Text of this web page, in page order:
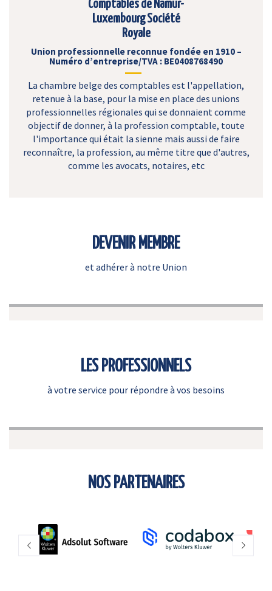
Comptables de Namur-
Luxembourg Société
Royale
Union professionnelle reconnue fondée en 1910 –
Numéro d’entreprise/TVA : BE0408768490
La chambre belge des comptables est l'appellation,
retenue à la base, pour la mise en place des unions
professionnelles régionales qui se donnaient comme
objectif de donner, à la profession comptable, toute
l'importance qui était la sienne mais aussi de faire
reconnaître, la profession, au même titre que d'autres,
comme les avocats, notaires, etc
DEVENIR MEMBRE
et adhérer à notre Union
LES PROFESSIONNELS
à votre service pour répondre à vos besoins
NOS PARTENAIRES